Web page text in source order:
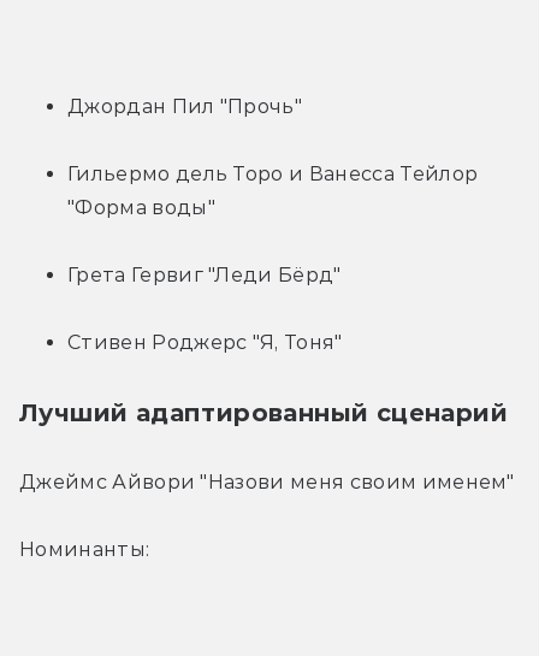
Джордан Пил "Прочь"
Гильермо дель Торо и Ванесса Тейлор
"Форма воды"
Грета Гервиг "Леди Бёрд"
Стивен Роджерс "Я, Тоня"
Лучший адаптированный сценарий
Джеймс Айвори "Назови меня своим именем"
Номинанты: